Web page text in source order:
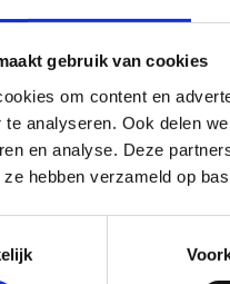
gebruik van cookies
om content en
te analyseren. Ook delen
en analyse. Deze
hebben verzameld op
gezonde keuzes
mogelijk doe je dit elk half
Gezond Leven – meer
telt! Opzet
studies hebben